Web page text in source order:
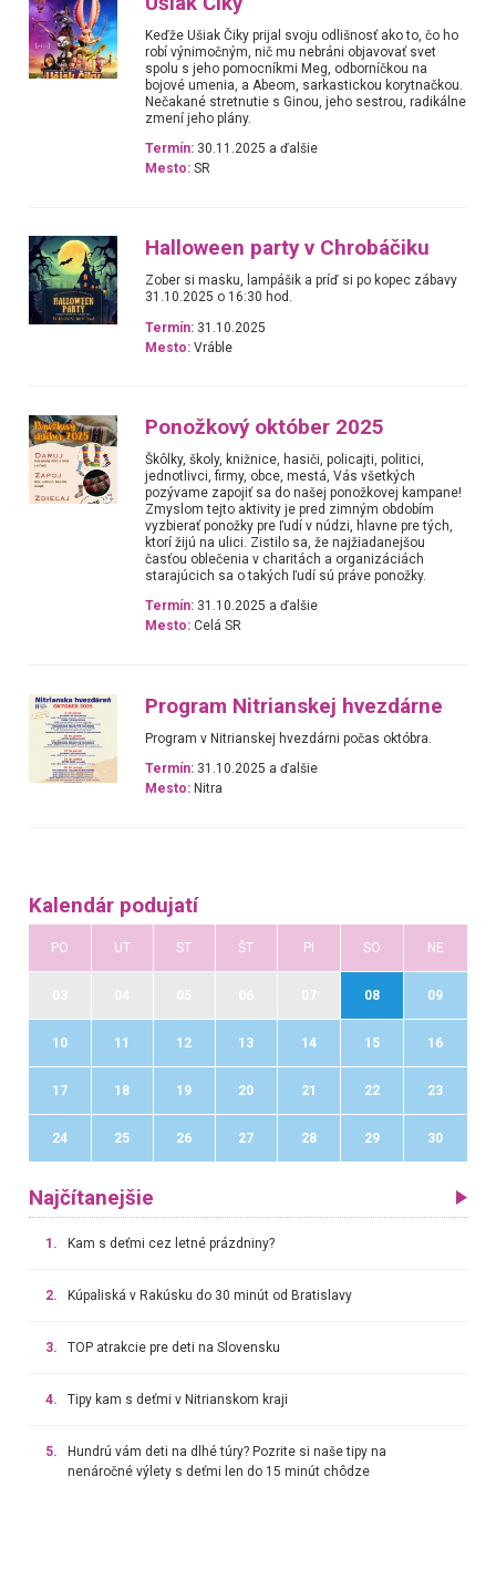
Keďže Ušiak Čiky prijal svoju odlišnosť ako to, čo ho
robí výnimočným, nič mu nebráni objavovať svet
spolu s jeho pomocníkmi Meg, odborníčkou na
bojové umenia, a Abeom, sarkastickou korytnačkou.
Nečakané stretnutie s Ginou, jeho sestrou, radikálne
zmení jeho plány.
Termín: 30.11.2025 a ďalšie
Mesto: SR
Halloween party v Chrobáčiku
Zober si masku, lampášik a príď si po kopec zábavy
31.10.2025 o 16:30 hod.
Termín: 31.10.2025
Mesto: Vráble
Ponožkový október 2025
Škôlky, školy, knižnice, hasiči, policajti, politici,
jednotlivci, firmy, obce, mestá, Vás všetkých
pozývame zapojiť sa do našej ponožkovej kampane!
Zmyslom tejto aktivity je pred zimným obdobím
vyzbierať ponožky pre ľudí v núdzi, hlavne pre tých,
ktorí žijú na ulici. Zistilo sa, že najžiadanejšou
časťou oblečenia v charitách a organizáciách
starajúcich sa o takých ľudí sú práve ponožky.
Termín: 31.10.2025 a ďalšie
Mesto: Celá SR
Program Nitrianskej hvezdárne
Program v Nitrianskej hvezdárni počas októbra.
Termín: 31.10.2025 a ďalšie
Mesto: Nitra
Kalendár podujatí
PO UT ST ŠT PI SO NE
08 09
10 11 12 13 14 15 16
17 18 19 20 21 22 23
24 25 26 27 28 29 30
Najčítanejšie
1. Kam s deťmi cez letné prázdniny?
2. Kúpaliská v Rakúsku do 30 minút od Bratislavy
3. TOP atrakcie pre deti na Slovensku
4. Tipy kam s deťmi v Nitrianskom kraji
5.
Hundrú vám deti na dlhé túry? Pozrite si naše tipy na
nenáročné výlety s deťmi len do 15 minút chôdze